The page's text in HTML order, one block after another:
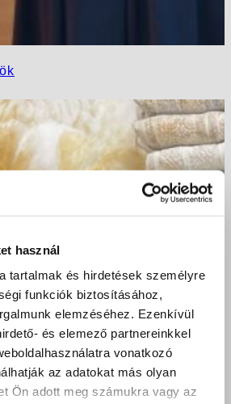
használ
tartalmak és hirdetések személyre
funkciók biztosításához,
elemzéséhez. Ezenkívül
és elemező partnereinkkel
vonatkozó
az adatokat más olyan
Ön adott meg számukra vagy az